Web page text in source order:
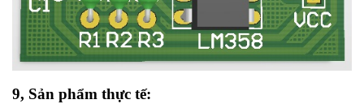
9, Sản phẩm thực tế: